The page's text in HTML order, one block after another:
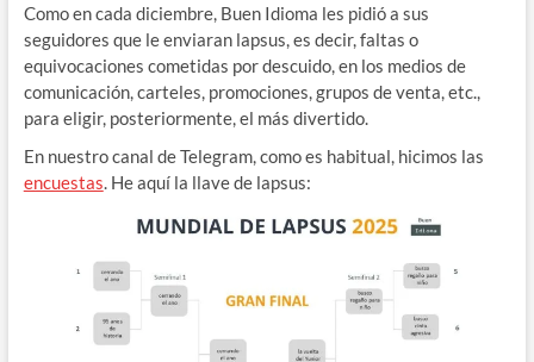
Como en cada diciembre, Buen Idioma les pidió a sus
seguidores que le enviaran lapsus, es decir, faltas o
equivocaciones cometidas por descuido, en los medios de
comunicación, carteles, promociones, grupos de venta, etc.,
para eligir, posteriormente, el más divertido.
En nuestro canal de Telegram, como es habitual, hicimos las
encuestas . He aquí la llave de lapsus: